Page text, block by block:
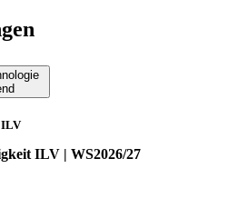
ILV
ILV | WS2026/27